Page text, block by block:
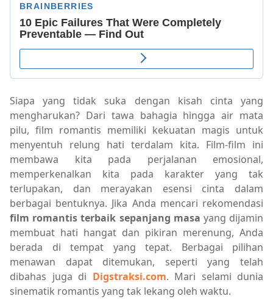
Siapa yang tidak suka dengan kisah cinta yang
mengharukan? Dari tawa bahagia hingga air mata
pilu, film romantis memiliki kekuatan magis untuk
menyentuh relung hati terdalam kita. Film-film ini
membawa kita pada perjalanan emosional,
memperkenalkan kita pada karakter yang tak
terlupakan, dan merayakan esensi cinta dalam
berbagai bentuknya. Jika Anda mencari rekomendasi
film romantis terbaik sepanjang masa yang dijamin
membuat hati hangat dan pikiran merenung, Anda
berada di tempat yang tepat. Berbagai pilihan
menawan dapat ditemukan, seperti yang telah
dibahas juga di Digstraksi.com. Mari selami dunia
sinematik romantis yang tak lekang oleh waktu.